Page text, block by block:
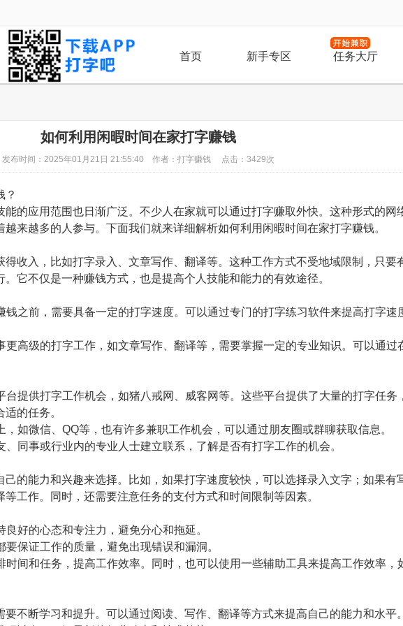
首页 新手专区 任务大厅
如何利用闲暇时间在家打字赚钱
发布时间：2025年01月21日 21:55:40 作者：打字赚钱 点击：3429次
？
能的应用范围也日渐广泛。不少人在家就可以通过打字赚取外快。这种形式的网
来越多的人参与。下面我们就来详细解析如何利用闲暇时间在家打字赚钱。
收入，比如打字录入、文章写作、翻译等。这种工作方式不受地域限制，只要
它不仅是一种赚钱方式，也是提高个人技能和能力的有效途径。
钱之前，需要具备一定的打字速度。可以通过专门的打字练习软件来提高打字速
更高级的打字工作，如文章写作、翻译等，需要掌握一定的专业知识。可以通过
台提供打字工作机会，如猪八戒网、威客网等。这些平台提供了大量的打字任务
的任务。
如微信、QQ等，也有许多兼职工作机会，可以通过朋友圈或群聊获取信息。
同事或行业内的专业人士建立联系，了解是否有打字工作的机会。
己的能力和兴趣来选择。比如，如果打字速度较快，可以选择录入文字；如果有
工作。同时，还需要注意任务的支付方式和时间限制等因素。
好的心态和专注力，避免分心和拖延。
保证工作的质量，避免出现错误和漏洞。
时间和任务，提高工作效率。同时，也可以使用一些辅助工具来提高工作效率，
不断学习和提升。可以通过阅读、写作、翻译等方式来提高自己的能力和水平